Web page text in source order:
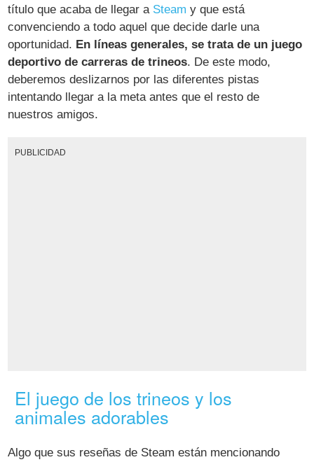
título que acaba de llegar a Steam y que está
convenciendo a todo aquel que decide darle una
oportunidad. En líneas generales, se trata de un juego
deportivo de carreras de trineos. De este modo,
deberemos deslizarnos por las diferentes pistas
intentando llegar a la meta antes que el resto de
nuestros amigos.
PUBLICIDAD
El juego de los trineos y los
animales adorables
Algo que sus reseñas de Steam están mencionando